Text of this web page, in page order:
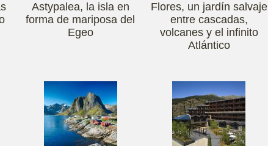
Astypalea, la isla en
forma de mariposa del
Egeo
Flores, un jardín salvaje
entre cascadas,
volcanes y el infinito
Atlántico